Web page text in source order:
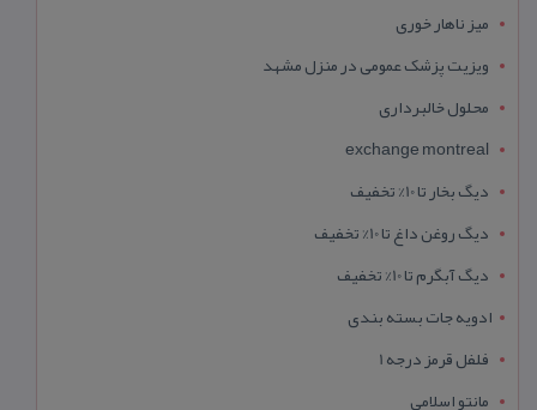
میز ناهار خوری
ویزیت پزشک عمومی در منزل مشهد
محلول خالبرداری
exchange montreal
دیگ بخار تا 10% تخفیف
دیگ روغن داغ تا 10% تخفیف
دیگ آبگرم تا 10% تخفیف
ادویه جات بسته بندی
فلفل قرمز درجه 1
مانتو اسلامی